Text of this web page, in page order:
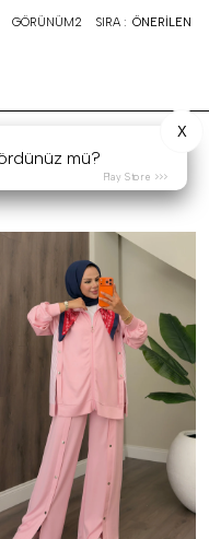
GÖRÜNÜM2 SIRA : ÖNERİLEN
mü?
X
Play Store >>>